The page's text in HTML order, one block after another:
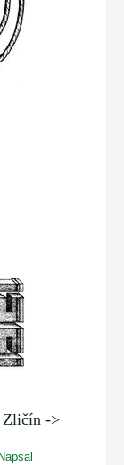
Zličín ->